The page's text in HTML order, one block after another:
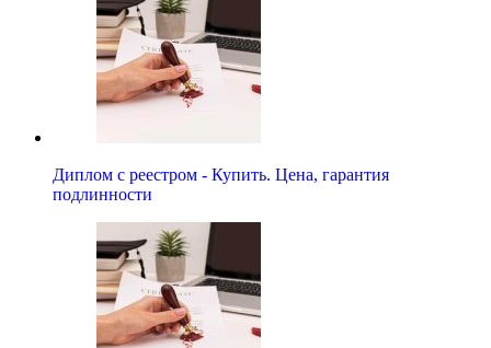
Диплом с реестром - Купить. Цена, гарантия
подлинности